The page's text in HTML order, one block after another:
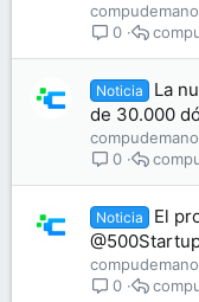
compudemano
0
Noticia
La
de 30.000
compudemano
0
Noticia
El
compudemano
0